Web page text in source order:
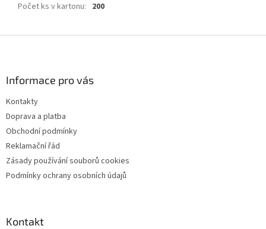
Počet ks v kartonu: 200
Informace pro vás
Kontakty
Doprava a platba
Obchodní podmínky
Reklamační řád
Zásady používání souborů cookies
Podmínky ochrany osobních údajů
Kontakt